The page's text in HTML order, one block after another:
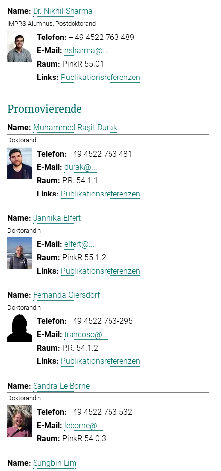
Dr. Nikhil Sharma
IMPRS Alumnus, Postdoktorand
+ 49 4522 763 489
nsharma@...
PinkR 55.01
Publikationsreferenzen
Promovierende
Muhammed Raşit Durak
Doktorand
+49 4522 763 481
durak@...
P.R. 54.1.1
Publikationsreferenzen
Jannika Elfert
Doktorandin
elfert@...
PinkR 55.1.2
Publikationsreferenzen
Fernanda Giersdorf
Doktorandin
+49 4522 763-295
trancoso@...
P.R. 54.1.2
Publikationsreferenzen
Sandra Le Borne
Doktorandin
+49 4522 763 532
leborne@...
PinkR 54.0.3
Sungbin Lim